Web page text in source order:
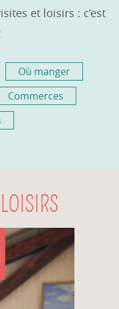
et loisirs : c’est
Où manger
Commerces